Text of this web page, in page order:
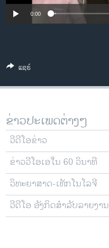
ຊຸມຊົນຊາວລາວ
ວິທະຍາສາດ-ເທັກໂນໂລຈີ
ພາສາອັງກິດ
ລາຍການກະຈາຍສຽງ
ລາຍງານ
ຕິດຕາມພວກເຮົາ ທີ່
ພາສາຕ່າງໆ
0:00
ແຊຣ໌
ຂ່າວປະເພດຕ່າງໆ
ວີດີໂອຂ່າວ
ຂ່າວວີໂອເອໃນ 60 ວິນາທີ
ວິທະຍາສາດ-ເທັກໂນໂລຈີ
ວີດີໂອ ອັງກິດສຳລັບລາຍງານ